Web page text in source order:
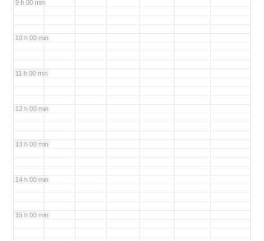
9 h 00 min
10 h 00 min
11 h 00 min
12 h 00 min
13 h 00 min
14 h 00 min
15 h 00 min